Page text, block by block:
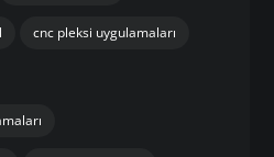
cnc pleksi uygulamaları